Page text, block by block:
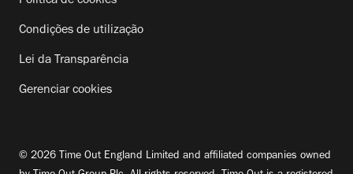
Condições de utilização
Lei da Transparência
Gerenciar cookies
© 2026 Time Out England Limited and affiliated companies owned